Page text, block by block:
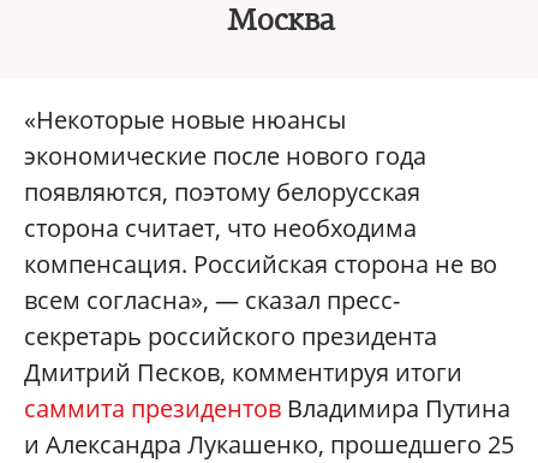
Москва
«Некоторые новые нюансы
экономические после нового года
появляются, поэтому белорусская
сторона считает, что необходима
компенсация. Российская сторона не во
всем согласна», — сказал пресс-
секретарь российского президента
Дмитрий Песков, комментируя итоги
саммита президентов Владимира Путина
и Александра Лукашенко, прошедшего 25